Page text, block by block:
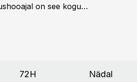
on see kogu
72H Nädal